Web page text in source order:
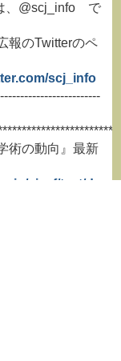
で
Twitterのペ
scj_info
動向』最新
~jssf/text/do